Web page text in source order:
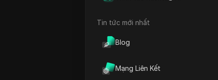
Tin tức mới nhất
Blog
Mạng Liên Kết
Cookie là gì?
Cookie là một tệp văn bản
trữ trên máy tính hoặc
chọn người dùng, thông tin
khác để theo dõi hoặc ghi